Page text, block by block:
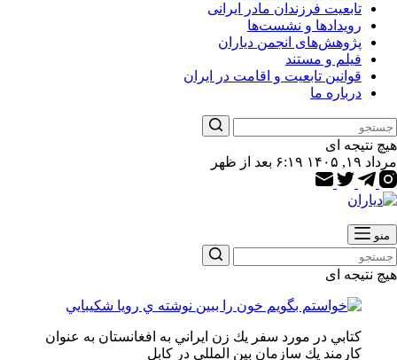
تابعیت فرزندان مادر ایرانی
رویدادها و نشست‌ها
پژوهش‌های انجمن دیاران
فیلم و مستند
قوانین تابعیت و اقامت در ایران
درباره ما
هیچ نتیجه ای
مرداد ۱۹, ۱۴۰۵ ۶:۱۹ بعد از ظهر
منو
هیچ نتیجه ای
كتابي در مورد سفر يك زن ايراني به افغانستان به عنوان
كارمند يك سازمان بين المللي در كابل